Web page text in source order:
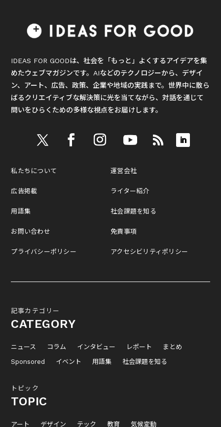
IDEAS FOR GOODは、社会を「もっと」よくするアイデアを集
めたウェブマガジンです。AIなどのテクノロジーから、デザイ
ン、アート、広告、政策、企業や地域の実践まで。世界中に散ら
ばるクリエイティブな解決策に光を当てながら、対話を通じて
問いをひらくための多様な視点をお届けします。
私たちについて
広告掲載
用語集
お問い合わせ
プライバシーポリシー
運営会社
ライター紹介
社会課題を知る
免責事項
アクセシビリティポリシー
記事カテゴリー
CATEGORY
ニュース コラム インタビュー レポート
まとめ
Sponsored
イベント 用語集 社会課題を知る
トピック
TOPIC
アート デザイン テック 教育 気候変動